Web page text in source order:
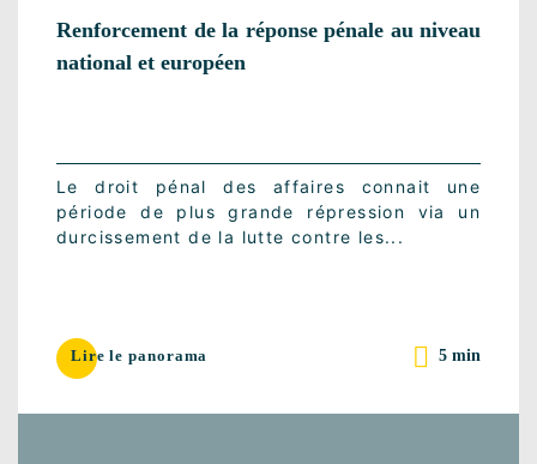
Renforcement de la réponse pénale au niveau
national et européen
Le droit pénal des affaires connait une
période de plus grande répression via un
durcissement de la lutte contre les...
Lire le panorama 5 min